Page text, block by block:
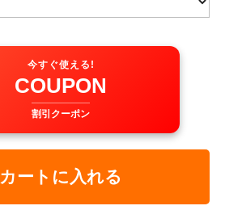
今すぐ使える!
COUPON
割引クーポン
カートに入れる